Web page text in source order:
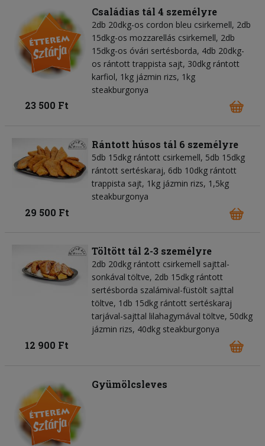
Családias tál 4 személyre
2db 20dkg-os cordon bleu csirkemell, 2db
15dkg-os mozzarellás csirkemell, 2db
15dkg-os óvári sertésborda, 4db 20dkg-
os rántott trappista sajt, 30dkg rántott
karfiol, 1kg jázmin rizs, 1kg
steakburgonya
23 500 Ft
Rántott húsos tál 6 személyre
5db 15dkg rántott csirkemell, 5db 15dkg
rántott sertéskaraj, 6db 10dkg rántott
trappista sajt, 1kg jázmin rizs, 1,5kg
steakburgonya
29 500 Ft
Töltött tál 2-3 személyre
2db 20dkg rántott csirkemell sajttal-
sonkával töltve, 2db 15dkg rántott
sertésborda szalámival-füstölt sajttal
töltve, 1db 15dkg rántott sertéskaraj
tarjával-sajttal lilahagymával töltve, 50dkg
jázmin rizs, 40dkg steakburgonya
12 900 Ft
Gyümölcsleves